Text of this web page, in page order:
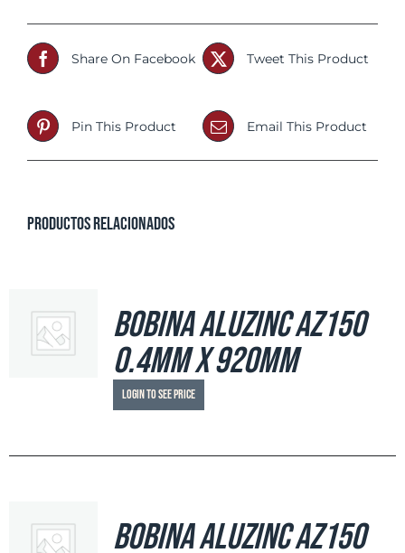
Share On Facebook Tweet This Product
Pin This Product Email This Product
Productos relacionados
Bobina Aluzinc AZ150
0.4mm x 920mm
Login to see price
Bobina Aluzinc AZ150